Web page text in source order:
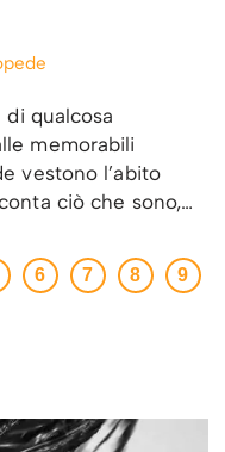
di qualcosa
memorabili
vestono l’abito
ciò che sono,…
6 7 8 9